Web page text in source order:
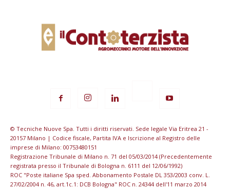
© Tecniche Nuove Spa. Tutti i diritti riservati. Sede legale Via Eritrea 21 -
20157 Milano | Codice fiscale, Partita IVA e Iscrizione al Registro delle
imprese di Milano: 00753480151
Registrazione Tribunale di Milano n. 71 del 05/03/2014 (Precedentemente
registrata presso il Tribunale di Bologna n. 6111 del 12/06/1992)
ROC "Poste italiane Spa sped. Abbonamento Postale DL 353/2003 conv. L.
27/02/2004 n. 46, art.1c.1: DCB Bologna" ROC n. 24344 dell'11 marzo 2014